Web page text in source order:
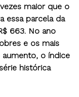
vezes maior que o
essa parcela da
663. No ano
e os mais
aumento, o índice
histórica